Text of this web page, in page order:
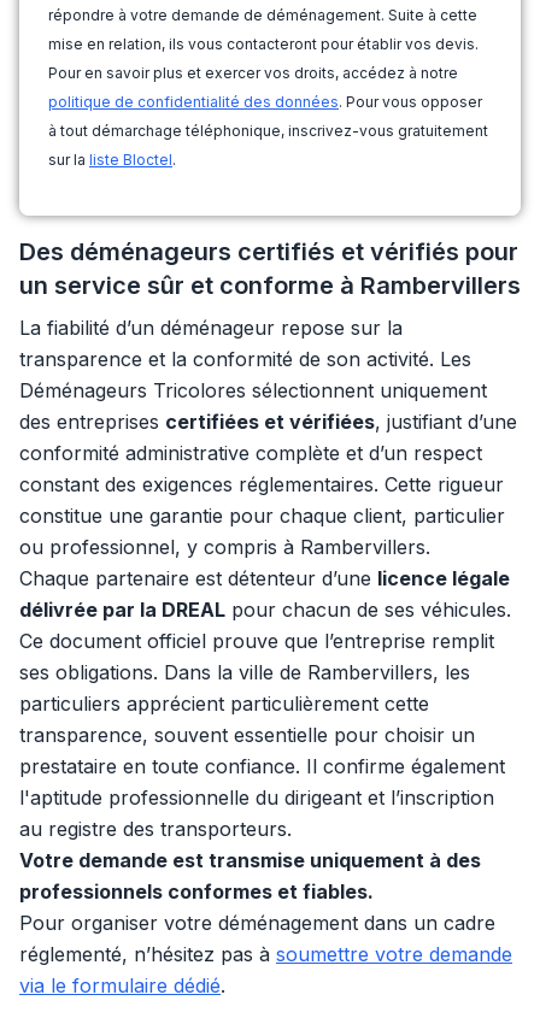
répondre à votre demande de déménagement. Suite à cette
mise en relation, ils vous contacteront pour établir vos devis.
Pour en savoir plus et exercer vos droits, accédez à notre
politique de confidentialité des données. Pour vous opposer
à tout démarchage téléphonique, inscrivez-vous gratuitement
sur la liste Bloctel.
Des déménageurs certifiés et vérifiés pour
un service sûr et conforme à Rambervillers
La fiabilité d’un déménageur repose sur la
transparence et la conformité de son activité. Les
Déménageurs Tricolores sélectionnent uniquement
des entreprises certifiées et vérifiées, justifiant d’une
conformité administrative complète et d’un respect
constant des exigences réglementaires. Cette rigueur
constitue une garantie pour chaque client, particulier
ou professionnel, y compris à Rambervillers.
Chaque partenaire est détenteur d’une licence légale
délivrée par la DREAL pour chacun de ses véhicules.
Ce document officiel prouve que l’entreprise remplit
ses obligations. Dans la ville de Rambervillers, les
particuliers apprécient particulièrement cette
transparence, souvent essentielle pour choisir un
prestataire en toute confiance. Il confirme également
l'aptitude professionnelle du dirigeant et l’inscription
au registre des transporteurs.
Votre demande est transmise uniquement à des
professionnels conformes et fiables.
Pour organiser votre déménagement dans un cadre
réglementé, n’hésitez pas à soumettre votre demande
via le formulaire dédié.